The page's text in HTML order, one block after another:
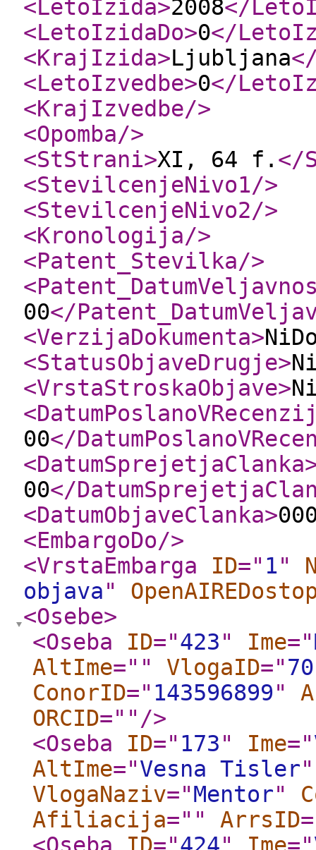
<LetoIzida>2008</
<LetoIzidaDo>0</
<KrajIzida>Ljubljana
<LetoIzvedbe>0</
<KrajIzvedbe/>
<Opomba/>
<StStrani>XI, 64 f. </
<StevilcenjeNivo1/>
<StevilcenjeNivo2/>
<Kronologija/>
<Patent_Stevilka/>
00</
<VerzijaDokumenta>
<StatusObjaveDrugje>
<VrstaStroskaObjave>
00</
<DatumSprejetjaClanka
00</
<DatumObjaveClanka>
<EmbargoDo/>
<VrstaEmbarga
ID=" 1"
objava"
<Osebe>
<Oseba
ID="423" Ime="
AltIme=" " VlogaID="70
ConorID=" 143596899"
ORCID=" " />
<Oseba
ID=" 173" Ime="
AltIme="Vesna Tisler"
VlogaNaziv="Mentor"
Afiliacija=" " ArrsID